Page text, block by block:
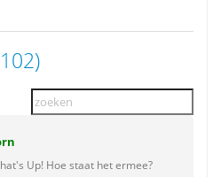
Up! Hoe staat het ermee?